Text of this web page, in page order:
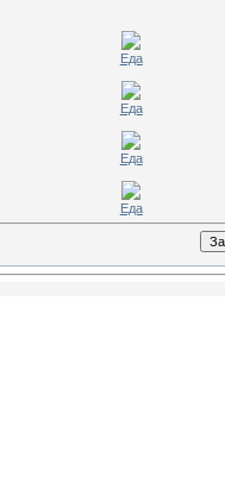
Еда
Еда
Еда
Еда